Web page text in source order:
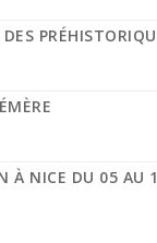
À NICE DU 05 AU